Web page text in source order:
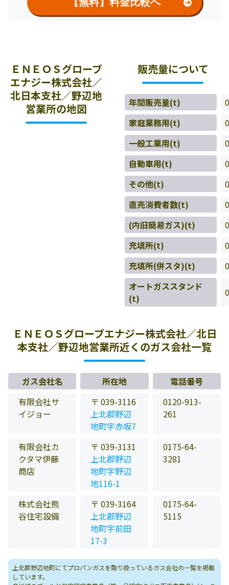
ＥＮＥＯＳグローブ
エナジー株式会社／
北日本支社／野辺地
営業所の地図
販売量について
年間販売量(t)
0
家庭業務用(t)
0
一般工業用(t)
0
自動車用(t)
0
その他(t)
0
直売消費者数(t)
0
(内旧簡易ガス)(t)
0
充填所(t)
0
充填所(併スタ)(t)
0
オートガススタンド
(t)
0
ＥＮＥＯＳグローブエナジー株式会社／北日
本支社／野辺地営業所近くのガス会社一覧
ガス会社名 所在地
電話番号
有限会社サ
イジョー
〒 039-3116
上北郡野辺
地町字赤坂7
0120-913-
261
有限会社カ
クタマ伊藤
商店
〒 039-3131
上北郡野辺
地町字野辺
地116-1
0175-64-
3281
株式会社熊
谷住宅設備
〒 039-3164
上北郡野辺
地町字前田
17-3
0175-64-
5115
上北郡野辺地町にてプロパンガスを取り扱っているガス会社の一覧を掲載
しています。